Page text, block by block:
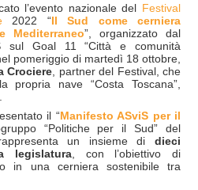
l’evento nazionale del Festival
2022 “Il Sud come cerniera
Mediterraneo”, organizzato dal
sul Goal 11 “Città e comunità
pomeriggio di martedì 18 ottobre,
Crociere , partner del Festival, che
propria nave “Costa Toscana”,
il “Manifesto ASviS per il
“Politiche per il Sud” del
un insieme di dieci
legislatura, con l’obiettivo di
in una cerniera sostenibile tra